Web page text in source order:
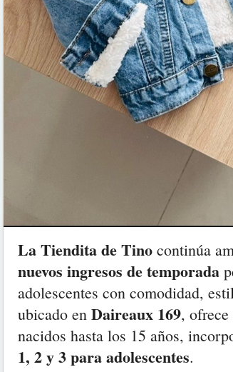
La Tiendita de Tino continúa
nuevos ingresos de temporada
adolescentes con comodidad,
ubicado en Daireaux 169,
nacidos hasta los 15 años,
1, 2 y 3 para adolescentes.